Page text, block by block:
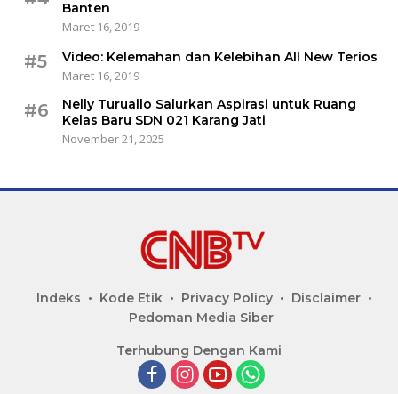
Banten
Maret 16, 2019
#5
Video: Kelemahan dan Kelebihan All New Terios
Maret 16, 2019
#6
Nelly Turuallo Salurkan Aspirasi untuk Ruang
Kelas Baru SDN 021 Karang Jati
November 21, 2025
Indeks Kode Etik Privacy Policy
Disclaimer
Pedoman Media Siber
Terhubung Dengan Kami